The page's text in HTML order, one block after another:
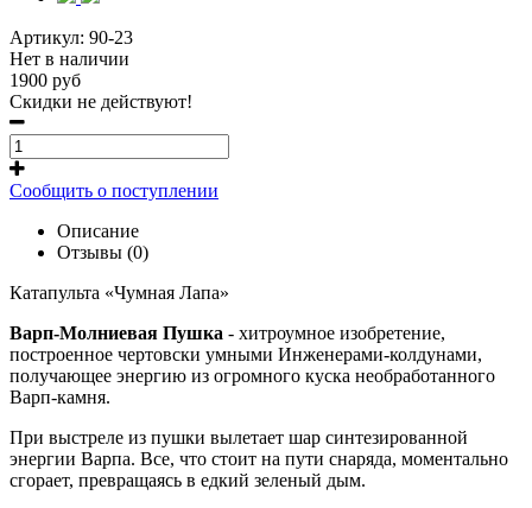
Артикул: 90-23
Нет в наличии
1900 руб
Cкидки не действуют!
Сообщить о поступлении
Описание
Отзывы (0)
Катапульта «Чумная Лапа»
Варп-Молниевая Пушка - хитроумное изобретение,
построенное чертовски умными Инженерами-колдунами,
получающее энергию из огромного куска необработанного
Варп-камня.
При выстреле из пушки вылетает шар синтезированной
энергии Варпа. Все, что стоит на пути снаряда, моментально
сгорает, превращаясь в едкий зеленый дым.